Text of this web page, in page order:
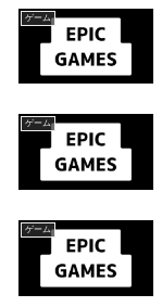
ゲーム
ゲーム
ゲーム